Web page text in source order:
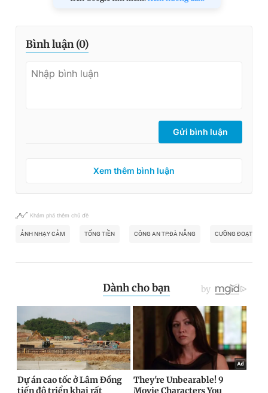
Bình luận (0)
Gửi bình luận
Xem thêm bình luận
Khám phá thêm chủ đề
ẢNH NHẠY CẢM TỐNG TIỀN CÔNG AN TP.ĐÀ NẴNG CƯỠNG ĐOẠT TIỀN